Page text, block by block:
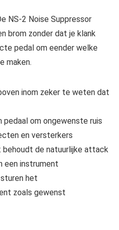
NS-2 Noise Suppressor
brom zonder dat je klank
pedal om eender welke
maken.
inom zeker te weten dat
pedaal om ongewenste ruis
en versterkers
de natuurlijke attack
een instrument
het
zoals gewenst